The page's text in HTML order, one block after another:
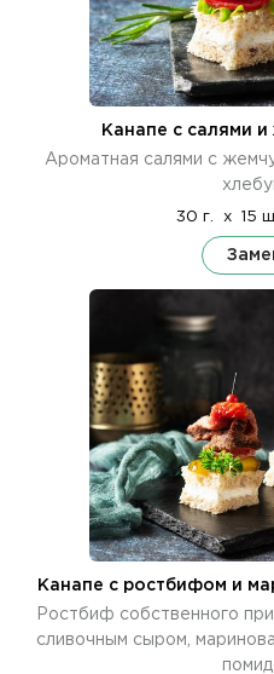
Канапе с салями
Ароматная салями с
30 г. x 15
Канапе с ростбифом и
Ростбиф собственного
сливочным сыром,